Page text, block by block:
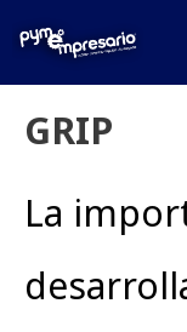
GRIP
La